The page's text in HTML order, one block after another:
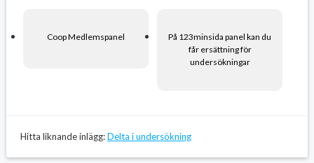
Coop Medlemspanel
På 123minsida panel kan du
får ersättning för
undersökningar
Hitta liknande inlägg:Delta i undersökning